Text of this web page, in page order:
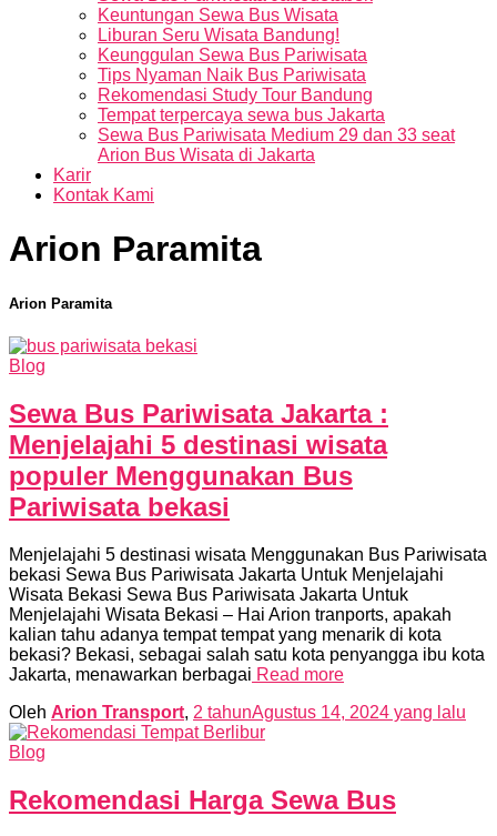
Keuntungan Sewa Bus Wisata
Liburan Seru Wisata Bandung!
Keunggulan Sewa Bus Pariwisata
Tips Nyaman Naik Bus Pariwisata
Rekomendasi Study Tour Bandung
Tempat terpercaya sewa bus Jakarta
Sewa Bus Pariwisata Medium 29 dan 33 seat
Arion Bus Wisata di Jakarta
Karir
Kontak Kami
Arion Paramita
Arion Paramita
Blog
Sewa Bus Pariwisata Jakarta :
Menjelajahi 5 destinasi wisata
populer Menggunakan Bus
Pariwisata bekasi
Menjelajahi 5 destinasi wisata Menggunakan Bus Pariwisata
bekasi Sewa Bus Pariwisata Jakarta Untuk Menjelajahi
Wisata Bekasi Sewa Bus Pariwisata Jakarta Untuk
Menjelajahi Wisata Bekasi – Hai Arion tranports, apakah
kalian tahu adanya tempat tempat yang menarik di kota
bekasi? Bekasi, sebagai salah satu kota penyangga ibu kota
Jakarta, menawarkan berbagai Read more
Oleh Arion Transport, 2 tahunAgustus 14, 2024 yang lalu
Blog
Rekomendasi Harga Sewa Bus